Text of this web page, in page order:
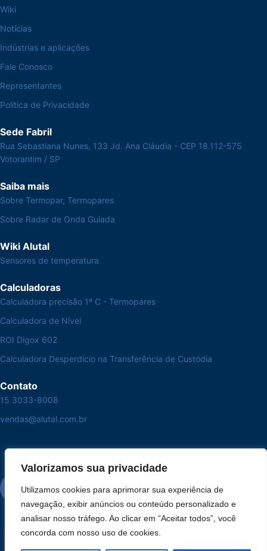
Valorizamos sua privacidade
Utilizamos cookies para aprimorar sua experiência de
navegação, exibir anúncios ou conteúdo personalizado e
analisar nosso tráfego. Ao clicar em “Aceitar todos”, você
concorda com nosso uso de cookies.
Wiki
Notícias
Indústrias e aplicações
Fale Conosco
Representantes
Política de Privacidade
Sede Fabril
Rua Sebastiana Nunes, 133 Jd. Ana Cláudia - CEP 18.112-575
Votorantim / SP
Saiba mais
Sobre Termopar, Termopares
Sobre Radar de Onda Guiada
Wiki Alutal
Sensores de temperatura
Calculadoras
Calculadora precisão 1º C - Termopares
Calculadora de Nível
ROI Digox 602
Calculadora Desperdício na Transferência de Custódia
Contato
15 3033-8008
vendas@alutal.com.br